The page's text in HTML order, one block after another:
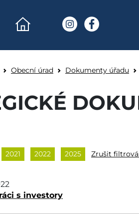
- Obec
Obecní úrad Dokumenty úřadu
2021 2022 2025 Zrušit
s investory